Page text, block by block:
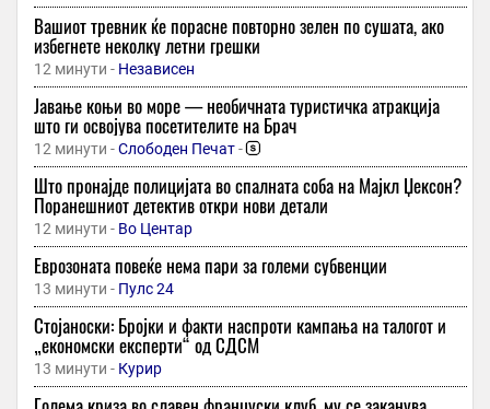
Вашиот тревник ќе порасне повторно зелен по сушата, ако
избегнете неколку летни грешки
12 минути - Независен
Јавање коњи во море — необичната туристичка атракција
што ги освојува посетителите на Брач
12 минути -Слободен Печат-
Што пронајде полицијата во спалната соба на Мајкл Џексон?
Поранешниот детектив откри нови детали
12 минути - Во Центар
Еврозоната повеќе нема пари за големи субвенции
13 минути - Пулс 24
Стојаноски: Бројки и факти наспроти кампања на талогот и
„економски експерти“ од СДСМ
13 минути - Курир